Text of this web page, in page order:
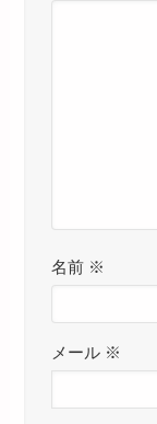
名前 ※
メール ※